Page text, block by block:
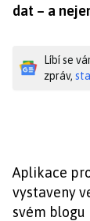
dat – a
Líbí se
zpráv,
Aplikace
vystaveny
svém